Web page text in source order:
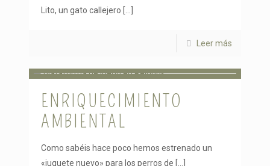
Lito, un gato callejero
Leer más
ENRIQUECIMIENTO
AMBIENTAL
Como sabéis hace poco hemos estrenado un
«juguete nuevo» para los perros de